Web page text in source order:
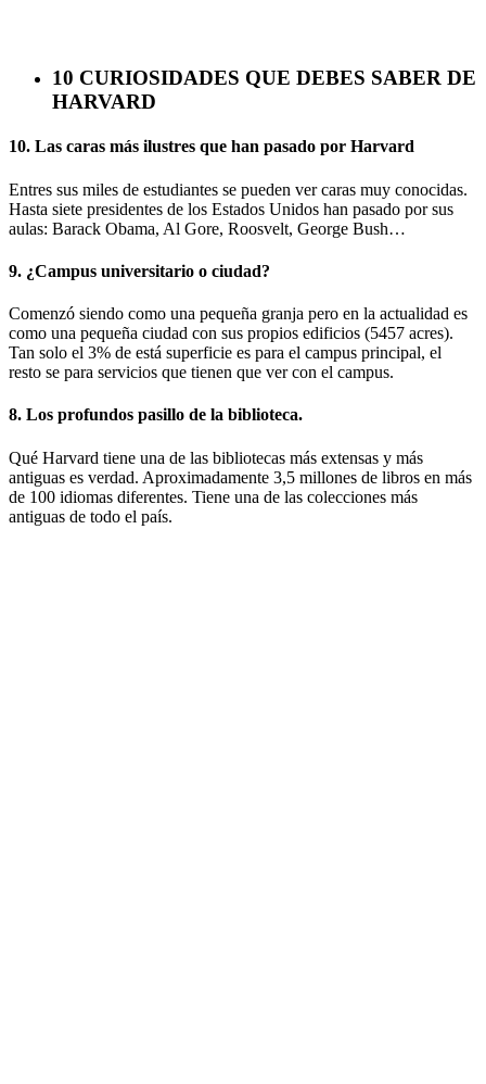
10 CURIOSIDADES QUE DEBES SABER DE
HARVARD
10. Las caras más ilustres que han pasado por Harvard
Entres sus miles de estudiantes se pueden ver caras muy conocidas.
Hasta siete presidentes de los Estados Unidos han pasado por sus
aulas: Barack Obama, Al Gore, Roosvelt, George Bush…
9. ¿Campus universitario o ciudad?
Comenzó siendo como una pequeña granja pero en la actualidad es
como una pequeña ciudad con sus propios edificios (5457 acres).
Tan solo el 3% de está superficie es para el campus principal, el
resto se para servicios que tienen que ver con el campus.
8. Los profundos pasillo de la biblioteca.
Qué Harvard tiene una de las bibliotecas más extensas y más
antiguas es verdad. Aproximadamente 3,5 millones de libros en más
de 100 idiomas diferentes. Tiene una de las colecciones más
antiguas de todo el país.